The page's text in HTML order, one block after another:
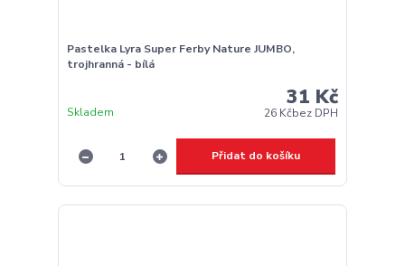
Pastelka Lyra Super Ferby Nature JUMBO,
trojhranná - bílá
31 Kč
26 Kčbez DPH
Skladem
Přidat do košíku